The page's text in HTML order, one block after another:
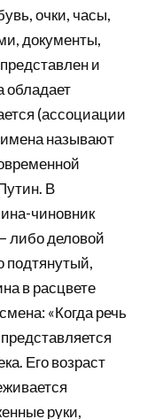
очки, часы,
документы,
и
обладает
(ассоциации
называют
В
чиновник
либо деловой
подтянутый,
в расцвете
«Когда речь
Его возраст
руки,